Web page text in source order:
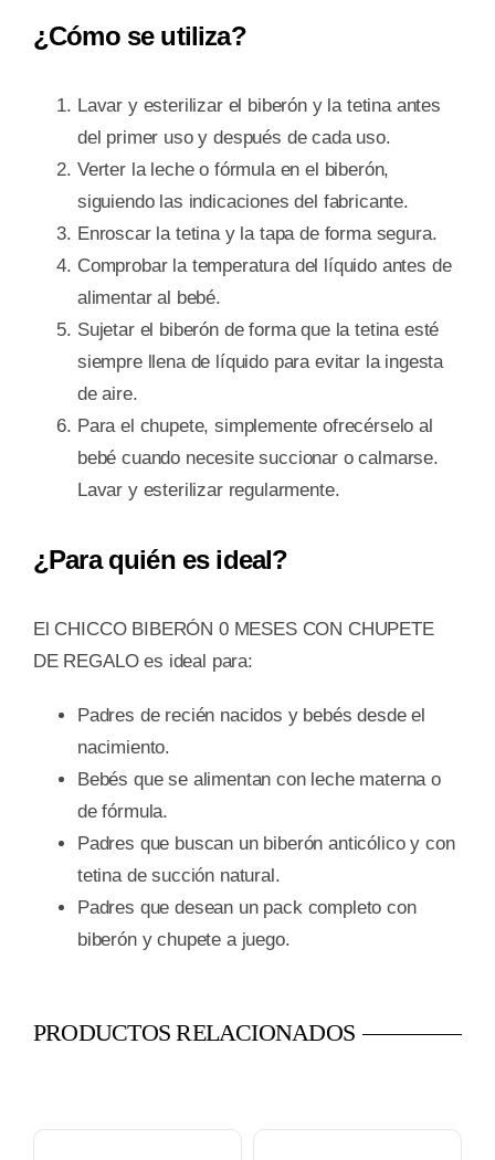
¿Cómo se utiliza?
Lavar y esterilizar el biberón y la tetina antes
del primer uso y después de cada uso.
Verter la leche o fórmula en el biberón,
siguiendo las indicaciones del fabricante.
Enroscar la tetina y la tapa de forma segura.
Comprobar la temperatura del líquido antes de
alimentar al bebé.
Sujetar el biberón de forma que la tetina esté
siempre llena de líquido para evitar la ingesta
de aire.
Para el chupete, simplemente ofrecérselo al
bebé cuando necesite succionar o calmarse.
Lavar y esterilizar regularmente.
¿Para quién es ideal?
El CHICCO BIBERÓN 0 MESES CON CHUPETE
DE REGALO es ideal para:
Padres de recién nacidos y bebés desde el
nacimiento.
Bebés que se alimentan con leche materna o
de fórmula.
Padres que buscan un biberón anticólico y con
tetina de succión natural.
Padres que desean un pack completo con
biberón y chupete a juego.
PRODUCTOS RELACIONADOS